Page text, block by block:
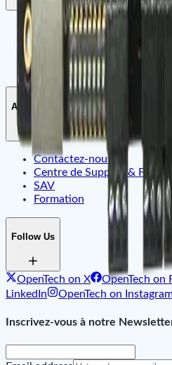
À propos de nous
Notre historique
Nos valeurs
Recrutement
Assistant
Contactez-nous
Centre de Support & FAQ
SAV
Formation
Follow Us
OpenTech on X OpenTech on
LinkedIn
OpenTech on
Inscrivez-vous à notre